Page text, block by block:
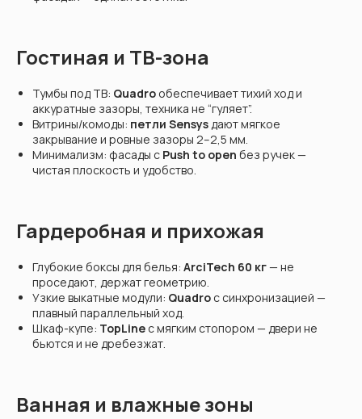
Гостиная и ТВ-зона
Тумбы под ТВ: Quadro обеспечивает тихий ход и
аккуратные зазоры, техника не “гуляет”.
Витрины/комоды: петли Sensysдают мягкое
закрывание и ровные зазоры 2–2,5 мм.
Минимализм: фасады с Push to open без ручек —
чистая плоскость и удобство.
Гардеробная и прихожая
Глубокие боксы для белья: ArciTech 60 кг— не
проседают, держат геометрию.
Узкие выкатные модули: Quadro с синхронизацией —
плавный параллельный ход.
Шкаф-купе: TopLine с мягким стопором — двери не
бьются и не дребезжат.
Ванная и влажные зоны